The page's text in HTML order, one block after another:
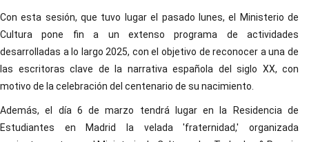
Con esta sesión, que tuvo lugar el pasado lunes, el Ministerio de
Cultura pone fin a un extenso programa de actividades
desarrolladas a lo largo 2025, con el objetivo de reconocer a una de
las escritoras clave de la narrativa española del siglo XX, con
motivo de la celebración del centenario de su nacimiento.
Además, el día 6 de marzo tendrá lugar en la Residencia de
Estudiantes en Madrid la velada 'fraternidad,' organizada